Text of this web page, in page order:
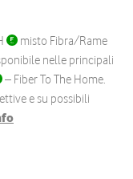
misto Fibra/Rame
nelle principali
– Fiber To The Home.
e su possibili